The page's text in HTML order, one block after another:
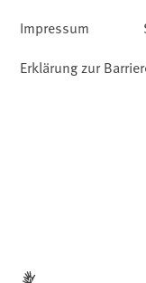
Impressum
Erklärung zur